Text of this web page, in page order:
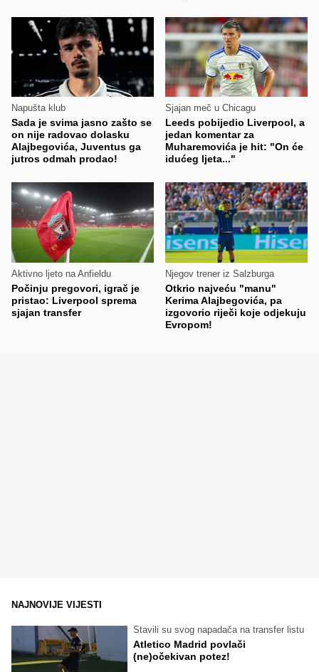
Napušta klub
Sada je svima jasno zašto se
on nije radovao dolasku
Alajbegovića, Juventus ga
jutros odmah prodao!
Sjajan meč u Chicagu
Leeds pobijedio Liverpool, a
jedan komentar za
Muharemovića je hit: "On će
idućeg ljeta..."
Aktivno ljeto na Anfieldu
Počinju pregovori, igrač je
pristao: Liverpool sprema
sjajan transfer
Njegov trener iz Salzburga
Otkrio najveću "manu"
Kerima Alajbegovića, pa
izgovorio riječi koje odjekuju
Evropom!
NAJNOVIJE VIJESTI
Stavili su svog napadača na transfer listu
Atletico Madrid povlači
(ne)očekivan potez!